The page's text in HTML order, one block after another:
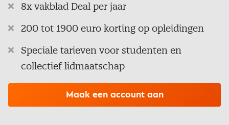
8x vakblad Deal per jaar
200 tot 1900 euro korting op opleidingen
Speciale tarieven voor studenten en
collectief lidmaatschap
Maak een account aan